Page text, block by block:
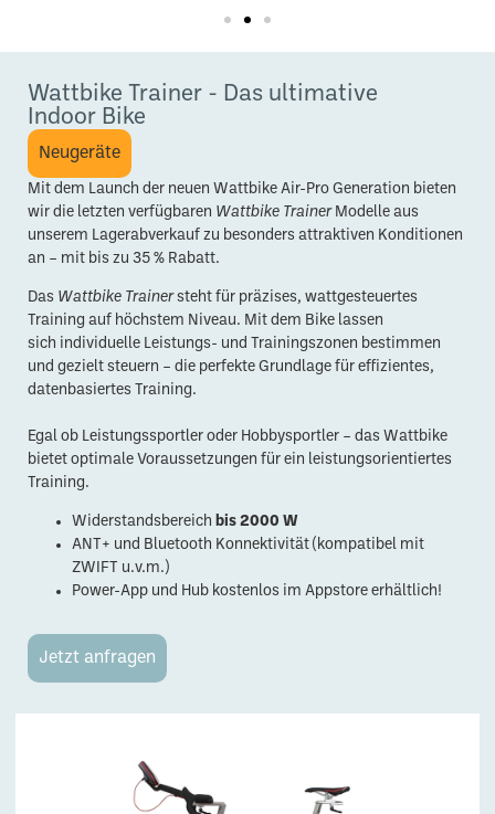
Wattbike Trainer - Das ultimative
Indoor Bike
Neugeräte
Mit dem Launch der neuen Wattbike Air-Pro Generation bieten
wir die letzten verfügbaren Wattbike TrainerModelle aus
unserem Lagerabverkauf zu besonders attraktiven Konditionen
an – mit bis zu 35 % Rabatt.
Das Wattbike Trainersteht für präzises, wattgesteuertes
Training auf höchstem Niveau. Mit dem Bike lassen
sich individuelle Leistungs- und Trainingszonen bestimmen
und gezielt steuern – die perfekte Grundlage für effizientes,
datenbasiertes Training.
Egal ob Leistungssportler oder Hobbysportler – das Wattbike
bietet optimale Voraussetzungen für ein leistungsorientiertes
Training.
Widerstandsbereich bis 2000 W
ANT+ und Bluetooth Konnektivität (kompatibel mit
ZWIFT u.v.m.)
Power-App und Hub kostenlos im Appstore erhältlich!
Jetzt anfragen